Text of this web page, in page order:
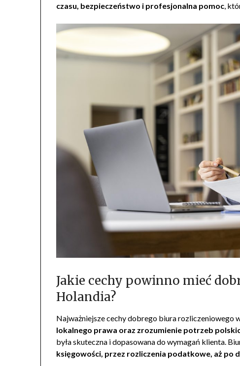
czasu, bezpieczeństwo i profesjonalna pomoc,
Jakie cechy powinno mieć
Holandia?
Najważniejsze cechy dobrego biura rozliczeniowego
lokalnego prawa oraz zrozumienie potrzeb
była skuteczna i dopasowana do wymagań klienta.
księgowości, przez rozliczenia podatkowe, aż po